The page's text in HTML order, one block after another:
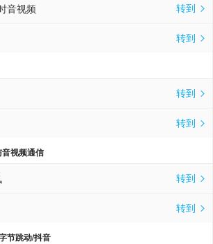
音视频 转到 
转到 
转到 
转到 
视频通信
转到 
转到 
节跳动/抖音